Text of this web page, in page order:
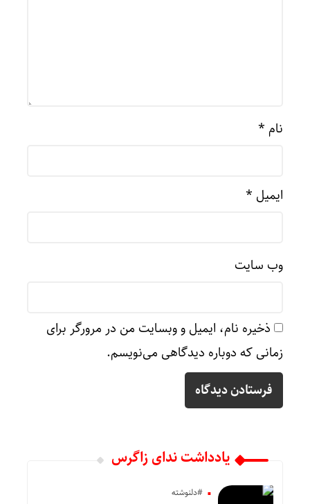
نام *
ایمیل *
وب‌ سایت
ذخیره نام، ایمیل و وبسایت من در مرورگر برای
زمانی که دوباره دیدگاهی می‌نویسم.
یادداشت ندای زاگرس
#دلنوشته